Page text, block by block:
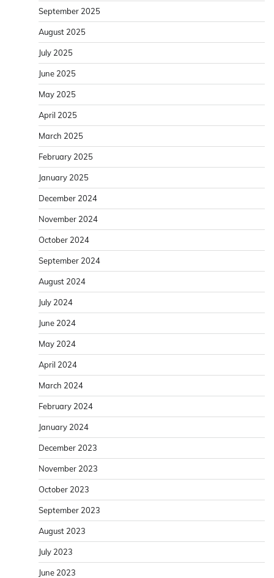
September 2025
August 2025
July 2025
June 2025
May 2025
April 2025
March 2025
February 2025
January 2025
December 2024
November 2024
October 2024
September 2024
August 2024
July 2024
June 2024
May 2024
April 2024
March 2024
February 2024
January 2024
December 2023
November 2023
October 2023
September 2023
August 2023
July 2023
June 2023